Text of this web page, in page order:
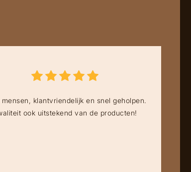
mensen, klantvriendelijk en snel geholpen.
ook uitstekend van de producten!